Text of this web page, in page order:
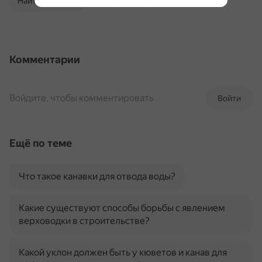
Комментарии
Войти
Войдите, чтобы комментировать
Ещё по теме
Что такое канавки для отвода воды?
Какие существуют способы борьбы с явлением
верховодки в строительстве?
Какой уклон должен быть у кюветов и канав для